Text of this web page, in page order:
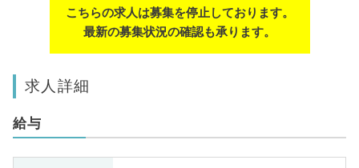
こちらの求人は募集を停止しております。
最新の募集状況の確認も承ります。
求人詳細
給与